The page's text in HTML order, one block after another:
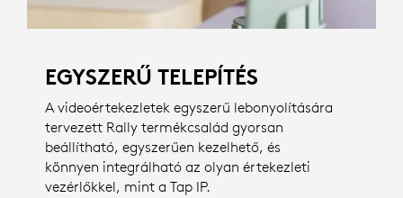
EGYSZERŰ TELEPÍTÉS
A videoértekezletek egyszerű lebonyolítására
tervezett Rally termékcsalád gyorsan
beállítható, egyszerűen kezelhető, és
könnyen integrálható az olyan értekezleti
vezérlőkkel, mint a Tap IP.